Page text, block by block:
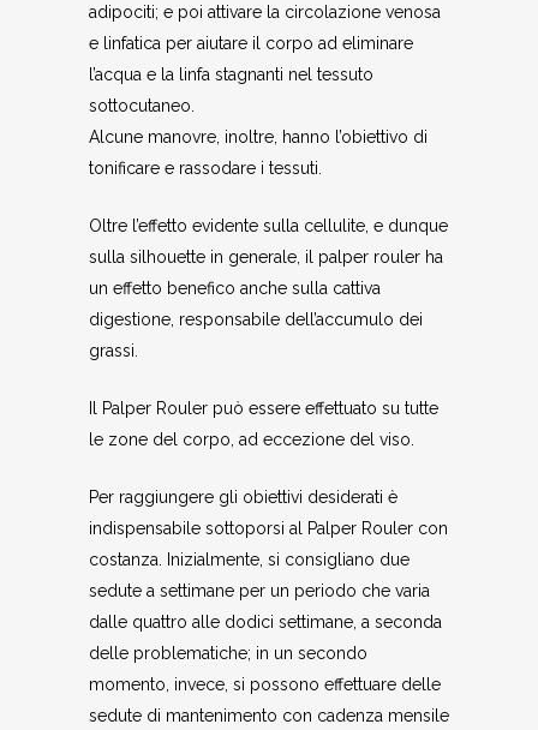
adipociti; e poi attivare la circolazione venosa
e linfatica per aiutare il corpo ad eliminare
l’acqua e la linfa stagnanti nel tessuto
sottocutaneo.
Alcune manovre, inoltre, hanno l’obiettivo di
tonificare e rassodare i tessuti.
Oltre l’effetto evidente sulla cellulite, e dunque
sulla silhouette in generale, il palper rouler ha
un effetto benefico anche sulla cattiva
digestione, responsabile dell’accumulo dei
grassi.
Il Palper Rouler può essere effettuato su tutte
le zone del corpo, ad eccezione del viso.
Per raggiungere gli obiettivi desiderati è
indispensabile sottoporsi al Palper Rouler con
costanza. Inizialmente, si consigliano due
sedute a settimane per un periodo che varia
dalle quattro alle dodici settimane, a seconda
delle problematiche; in un secondo
momento, invece, si possono effettuare delle
sedute di mantenimento con cadenza mensile